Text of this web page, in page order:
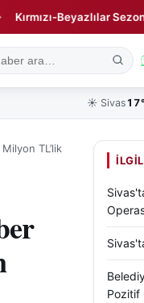
Beyazlılar Sezonun İlk
Kültür, Sanat ve Tarih
☀️ Sivas 17°
TL’lik
Pozitif